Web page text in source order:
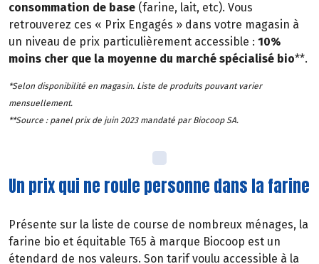
consommation de base (farine, lait, etc). Vous
retrouverez ces « Prix Engagés » dans votre magasin à
un niveau de prix particulièrement accessible : 10%
moins cher que la moyenne du marché spécialisé bio**.
*Selon disponibilité en magasin. Liste de produits pouvant varier
mensuellement.
**Source : panel prix de juin 2023 mandaté par Biocoop SA.
Un prix qui ne roule personne dans la farine
Présente sur la liste de course de nombreux ménages, la
farine bio et équitable T65 à marque Biocoop est un
étendard de nos valeurs. Son tarif voulu accessible à la